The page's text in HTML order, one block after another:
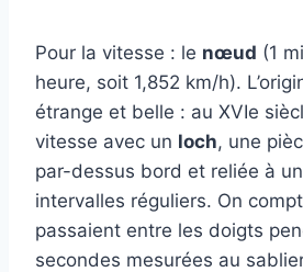
Pour la vitesse : le nœud (1
heure, soit 1,852 km/h).
étrange et belle : au XVIe
vitesse avec un loch, une
par-dessus bord et reliée à
intervalles réguliers. On
passaient entre les doigts
secondes mesurées au